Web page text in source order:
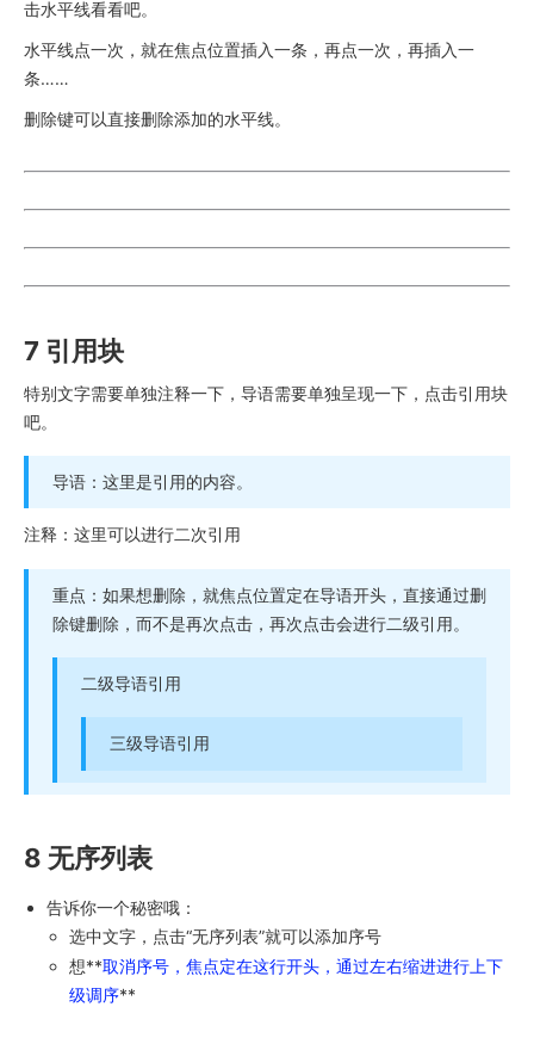
击水平线看看吧。
水平线点一次，就在焦点位置插入一条，再点一次，再插入一
条……
删除键可以直接删除添加的水平线。
7 引用块
特别文字需要单独注释一下，导语需要单独呈现一下，点击引用块
吧。
导语：这里是引用的内容。
注释：这里可以进行二次引用
重点：如果想删除，就焦点位置定在导语开头，直接通过删
除键删除，而不是再次点击，再次点击会进行二级引用。
二级导语引用
三级导语引用
8 无序列表
告诉你一个秘密哦：
选中文字，点击“无序列表”就可以添加序号
想**取消序号，焦点定在这行开头，通过左右缩进进行上下
级调序**